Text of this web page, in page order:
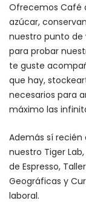
Ofrecemos Café
azúcar,
nuestro punto de
para probar
te guste
que hay,
necesarios para
máximo las
Además sí
nuestro Tiger
de Espresso,
Geográficas y
laboral.